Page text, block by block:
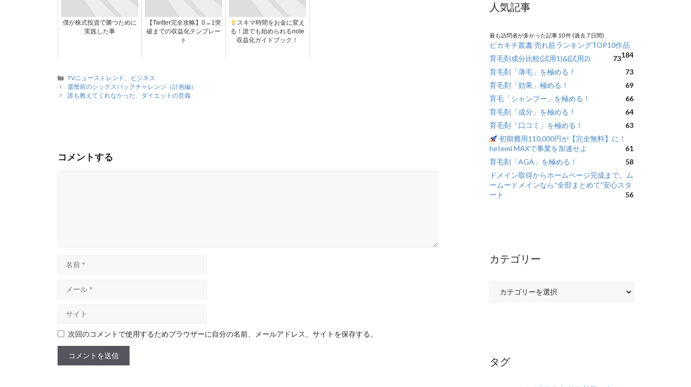
僕が株式投資で勝つために
実践した事
【Twitter完全攻略】0→1突
破までの収益化テンプレー
ト
スキマ時間をお金に変え
る！誰でも始められるnote
収益化ガイドブック！
カ
テ
ゴ
TVニューストレンド、
ビジネス
還暦前のシックスパックチャレンジ（計画編）
誰も教えてくれなかった、ダイエットの意義
コメントする
次回のコメントで使用するためブラウザーに自分の名前、メールアドレス、サイトを保存する。
人気記事
最も訪問者が多かった記事 10 件 (過去 7 日間)
ピカキチ叢書 売れ筋ランキングTOP10作品
184
育毛剤成分比較(試用1)&(試用2)
73
育毛剤「薄毛」を極める！
73
育毛剤「効果」極める！
69
育毛「シャンプー」を極める！
66
育毛剤「成分」を極める！
64
育毛剤「口コミ」を極める！
63
初期費用110,000円が【完全無料】に！
heteml MAXで事業を加速せよ
61
育毛剤「AGA」を極める！
58
ドメイン取得からホームページ完成まで。ム
ームードメインなら“全部まとめて”安心スタ
ート
56
カテゴリー
タグ